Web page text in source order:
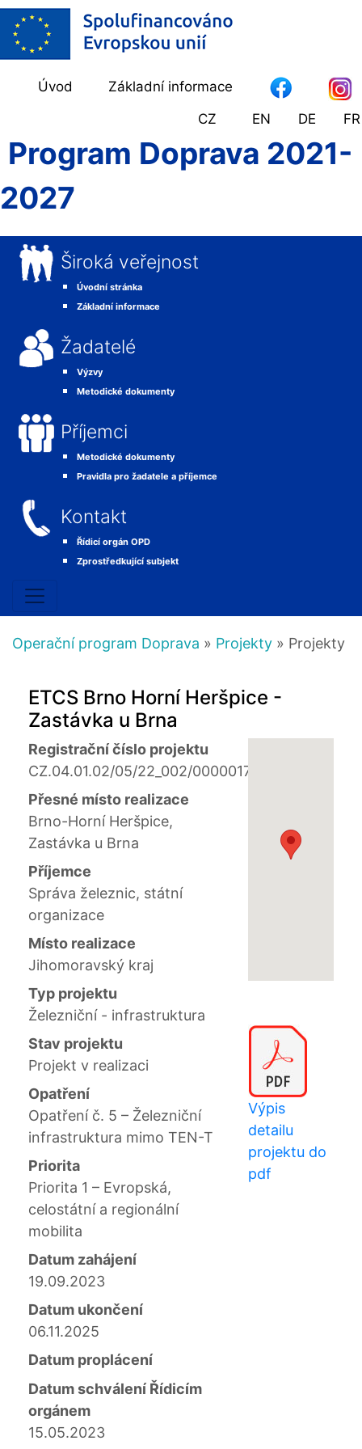
Úvod
Základní informace
CZ
EN DE FR
Program Doprava 2021-
2027
Široká veřejnost
Úvodní stránka
Základní informace
Žadatelé
Výzvy
Metodické dokumenty
Příjemci
Metodické dokumenty
Pravidla pro žadatele a příjemce
Kontakt
Řídicí orgán OPD
Zprostředkující subjekt
Operační program Doprava » Projekty » Projekty
ETCS Brno Horní Heršpice -
Zastávka u Brna
Registrační číslo projektu
CZ.04.01.02/05/22_002/0000017
Přesné místo realizace
Brno-Horní Heršpice,
Zastávka u Brna
Příjemce
Správa železnic, státní
organizace
Místo realizace
Jihomoravský kraj
Typ projektu
Železniční - infrastruktura
Stav projektu
Projekt v realizaci
Opatření
Opatření č. 5 – Železniční
infrastruktura mimo TEN-T
Priorita
Priorita 1 – Evropská,
celostátní a regionální
mobilita
Datum zahájení
19.09.2023
Datum ukončení
06.11.2025
Datum proplácení
Datum schválení Řídicím
orgánem
15.05.2023
Výpis
detailu
projektu do
pdf